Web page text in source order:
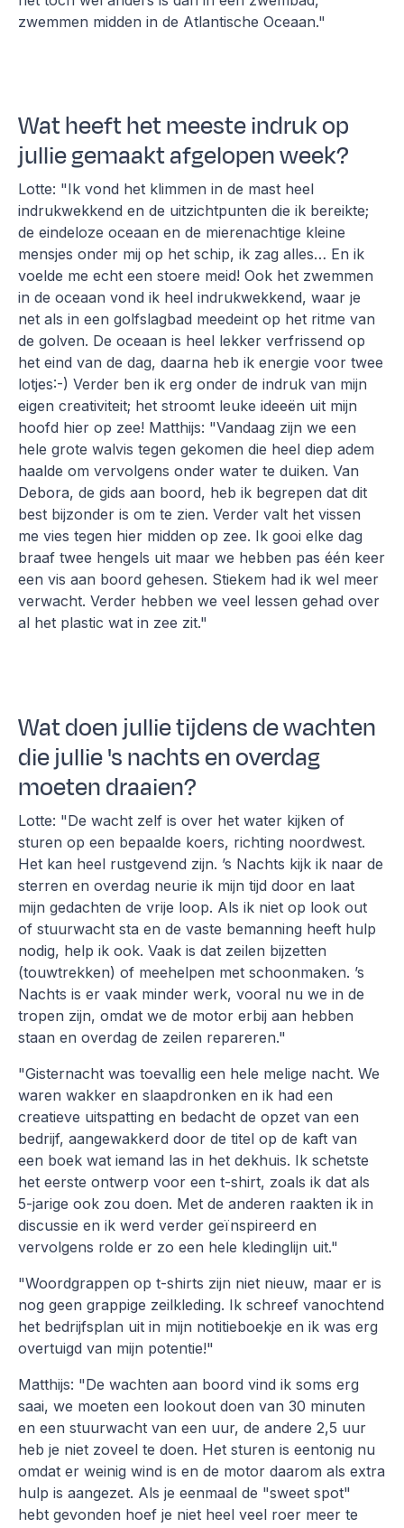
zwemmen midden in de Atlantische Oceaan."
Wat heeft het meeste indruk op
jullie gemaakt afgelopen week?
Lotte: "Ik vond het klimmen in de mast heel
indrukwekkend en de uitzichtpunten die ik bereikte;
de eindeloze oceaan en de mierenachtige kleine
mensjes onder mij op het schip, ik zag alles… En ik
voelde me echt een stoere meid! Ook het zwemmen
in de oceaan vond ik heel indrukwekkend, waar je
net als in een golfslagbad meedeint op het ritme van
de golven. De oceaan is heel lekker verfrissend op
het eind van de dag, daarna heb ik energie voor twee
lotjes:-) Verder ben ik erg onder de indruk van mijn
eigen creativiteit; het stroomt leuke ideeën uit mijn
hoofd hier op zee! Matthijs: "Vandaag zijn we een
hele grote walvis tegen gekomen die heel diep adem
haalde om vervolgens onder water te duiken. Van
Debora, de gids aan boord, heb ik begrepen dat dit
best bijzonder is om te zien. Verder valt het vissen
me vies tegen hier midden op zee. Ik gooi elke dag
braaf twee hengels uit maar we hebben pas één keer
een vis aan boord gehesen. Stiekem had ik wel meer
verwacht. Verder hebben we veel lessen gehad over
al het plastic wat in zee zit."
Wat doen jullie tijdens de wachten
die jullie 's nachts en overdag
moeten draaien?
Lotte: "De wacht zelf is over het water kijken of
sturen op een bepaalde koers, richting noordwest.
Het kan heel rustgevend zijn. ’s Nachts kijk ik naar de
sterren en overdag neurie ik mijn tijd door en laat
mijn gedachten de vrije loop. Als ik niet op look out
of stuurwacht sta en de vaste bemanning heeft hulp
nodig, help ik ook. Vaak is dat zeilen bijzetten
(touwtrekken) of meehelpen met schoonmaken. ’s
Nachts is er vaak minder werk, vooral nu we in de
tropen zijn, omdat we de motor erbij aan hebben
staan en overdag de zeilen repareren."
"Gisternacht was toevallig een hele melige nacht. We
waren wakker en slaapdronken en ik had een
creatieve uitspatting en bedacht de opzet van een
bedrijf, aangewakkerd door de titel op de kaft van
een boek wat iemand las in het dekhuis. Ik schetste
het eerste ontwerp voor een t-shirt, zoals ik dat als
5-jarige ook zou doen. Met de anderen raakten ik in
discussie en ik werd verder geïnspireerd en
vervolgens rolde er zo een hele kledinglijn uit."
"Woordgrappen op t-shirts zijn niet nieuw, maar er is
nog geen grappige zeilkleding. Ik schreef vanochtend
het bedrijfsplan uit in mijn notitieboekje en ik was erg
overtuigd van mijn potentie!"
Matthijs: "De wachten aan boord vind ik soms erg
saai, we moeten een lookout doen van 30 minuten
en een stuurwacht van een uur, de andere 2,5 uur
heb je niet zoveel te doen. Het sturen is eentonig nu
omdat er weinig wind is en de motor daarom als extra
hulp is aangezet. Als je eenmaal de "sweet spot"
hebt gevonden hoef je niet heel veel roer meer te